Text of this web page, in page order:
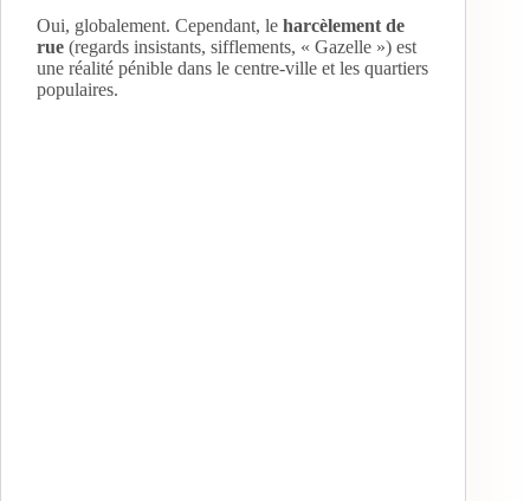
Oui, globalement. Cependant, le harcèlement de
rue (regards insistants, sifflements, « Gazelle ») est
une réalité pénible dans le centre-ville et les quartiers
populaires.